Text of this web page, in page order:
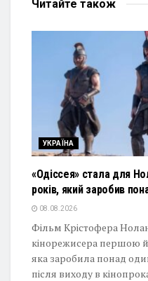
Читайте також
УКРАЇНА
«Одіссея» стала для
років, який заробив
08.08.2026
Фільм Крістофера
кінорежисера першою
яка заробила понад
після виходу в